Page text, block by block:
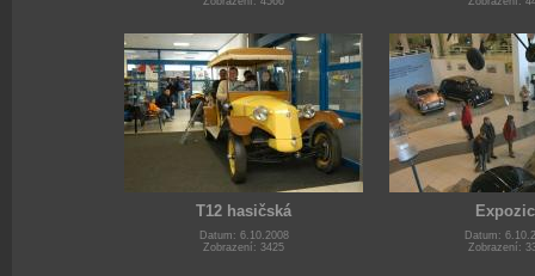
T12 hasičská
Datum: 6.10.2008
Zobrazení: 3425
Datum:
Zobrazení: